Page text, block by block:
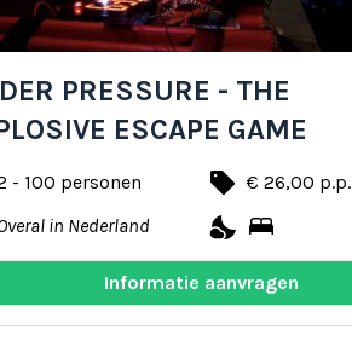
PRESSURE - THE
ESCAPE GAME
- 100 personen local_offer € 26,00
in Nederland
nights_stay bed
Informatie aanvragen